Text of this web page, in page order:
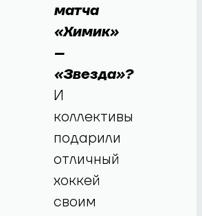
матча
«Химик»
–
«Звезда»?
И
коллективы
подарили
отличный
хоккей
своим